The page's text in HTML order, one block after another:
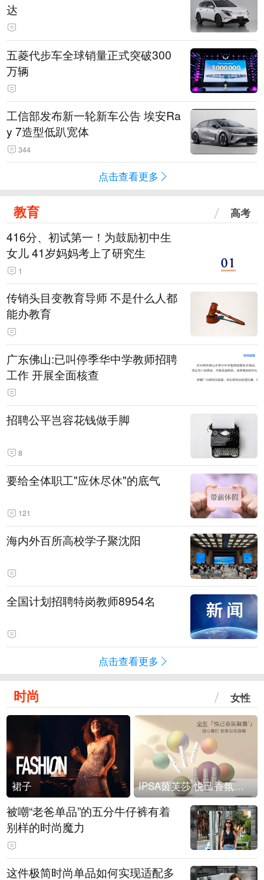
达
五菱代步车全球销量正式突破300
万辆
工信部发布新一轮新车公告 埃安Ra
y 7造型低趴宽体
344
点击查看更多
教育 高考
416分、初试第一！为鼓励初中生
女儿 41岁妈妈考上了研究生
1
传销头目变教育导师 不是什么人都
能办教育
广东佛山:已叫停季华中学教师招聘
工作 开展全面核查
招聘公平岂容花钱做手脚
8
要给全体职工"应休尽休"的底气
121
海内外百所高校学子聚沈阳
全国计划招聘特岗教师8954名
点击查看更多
时尚 女性
裙子 IPSA茵芙莎 悦己香氛凝露上市
被嘲“老爸单品”的五分牛仔裤有着
别样的时尚魔力
这件极简时尚单品如何实现适配多